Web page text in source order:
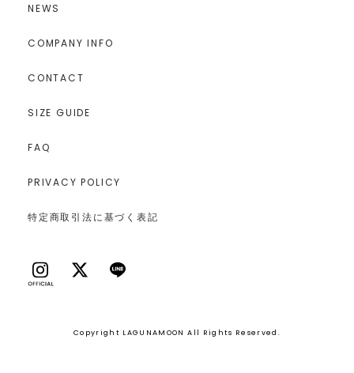
NEWS
COMPANY INFO
CONTACT
SIZE GUIDE
FAQ
PRIVACY POLICY
特定商取引法に基づく表記
Copyright LAGUNAMOON All Rights Reserved.